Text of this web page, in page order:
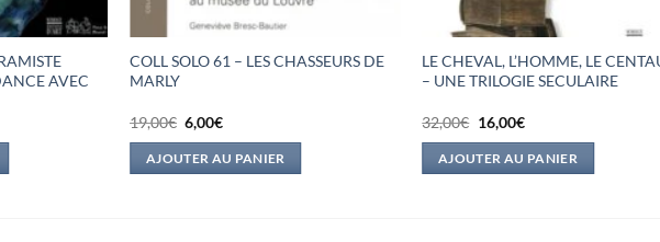
AVEC
COLL SOLO 61 – LES CHASSEURS DE
MARLY
19,00€ Le
prix
initial
était :
6,00€Le
actuel
est :
AJOUTER AU PANIER
LE CHEVAL, L’HOMME, LE
– UNE TRILOGIE SECULAIRE
32,00€ Le
prix
initial
était :
16,00€Le
actuel
est :
AJOUTER AU PANIER